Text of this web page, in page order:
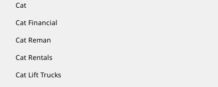
Cat
Cat Financial
Cat Reman
Cat Rentals
Cat Lift Trucks